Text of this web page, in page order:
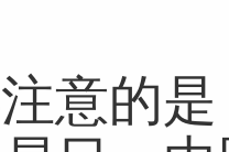
的是